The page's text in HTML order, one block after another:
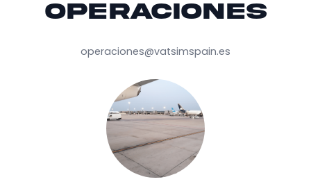
Alejandro Gallegos
alejandro.gallegos@vatsimspain.es
Operaciones
operaciones@vatsimspain.es